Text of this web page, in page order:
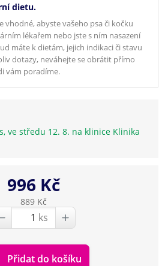
dietu.
vhodné, abyste vašeho psa či kočku
lékařem nebo jste s ním nasazení
máte k dietám, jejich indikaci či stavu
dotazy, neváhejte se obrátit přímo
vám poradíme.
ve středu 12. 8. na klinice Klinika
996 Kč
889 Kč
ks
Přidat do košíku